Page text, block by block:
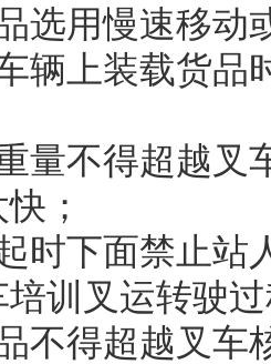
选用慢速移
辆上装载货
量不得超越
；
时下面禁止站
训 叉运转驶
不得超越叉